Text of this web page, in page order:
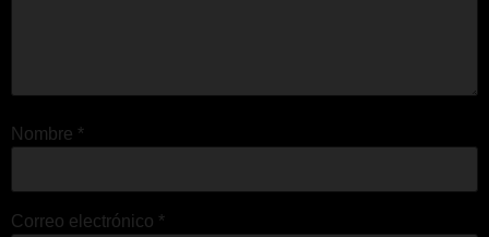
Nombre *
Correo electrónico *